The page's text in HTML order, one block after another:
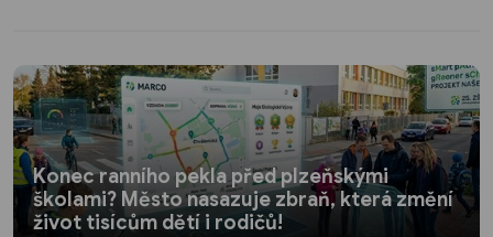
Konec ranního pekla před plzeňskými
školami? Město nasazuje zbraň, která změní
život tisícům dětí i rodičů!